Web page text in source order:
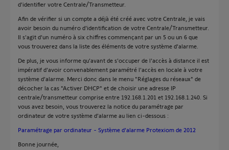
d'identifier votre Centrale/Transmetteur.
Afin de vérifier si un compte a déjà été créé avec votre Centrale, je vais
avoir besoin du numéro d'identification de votre Centrale/Transmetteur.
Il s'agit d'un numéro à six chiffres commençant par un 5 ou un 6 que
vous trouverez dans la liste des éléments de votre système d'alarme.
De plus, je vous informe qu'avant de s'occuper de l'accès à distance il est
impératif d'avoir convenablement paramétré l'accès en locale à votre
système d'alarme. Merci donc dans le menu "Réglages du réseaux" de
décocher la cas "Activer DHCP" et de choisir une adresse IP
centrale/transmetteur comprise entre 192.168.1.201 et 192.168.1.240. Si
vous avez besoin, vous trouverez la notice du paramétrage par
ordinateur de votre système d'alarme au lien ci-dessous :
Paramétrage par ordinateur - Système d'alarme Protexiom de 2012
Bonne journée,